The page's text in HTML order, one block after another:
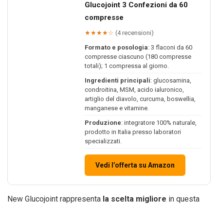
Glucojoint 3 Confezioni da 60
compresse
★★★★☆ (4 recensioni)
Formato e posologia: 3 flaconi da 60
compresse ciascuno (180 compresse
totali); 1 compressa al giorno.
Ingredienti principali: glucosamina,
condroitina, MSM, acido ialuronico,
artiglio del diavolo, curcuma, boswellia,
manganese e vitamine.
Produzione: integratore 100% naturale,
prodotto in Italia presso laboratori
specializzati.
Vedi l’offerta su Amazon
New Glucojoint rappresenta la scelta migliore in questa